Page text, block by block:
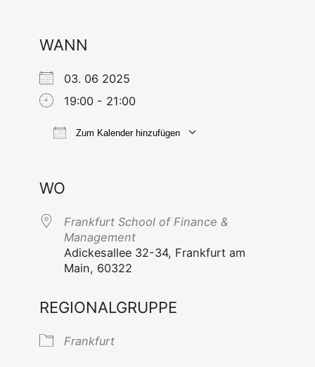
WANN
03. 06 2025
19:00 - 21:00
Zum Kalender hinzufügen
WO
Frank­furt School of Finan­ce &
Management
Adi­ckes­al­lee 32-34, Frank­furt am
Main, 60322
REGIONALGRUPPE
Frank­furt